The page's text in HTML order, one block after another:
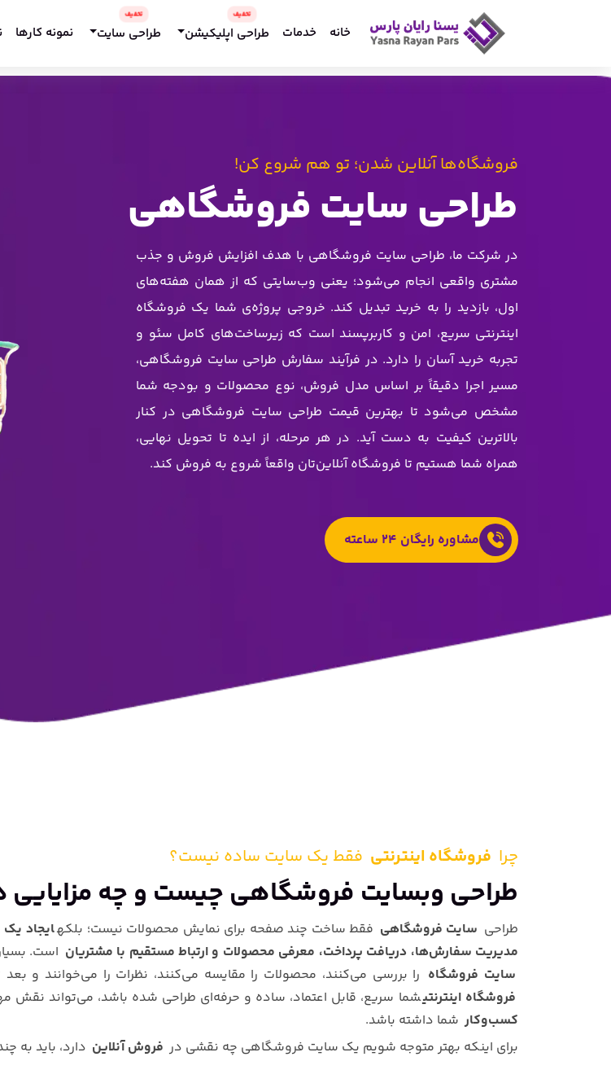
خانه خدمات طراحی اپلیکیشن طراحی سایت نمونه کارها
فروشگاه‌ها آنلاین شدن؛ تو هم شروع کن!
طراحی سایت فروشگاهی
در شرکت ما، طراحی سایت فروشگاهی با هدف افزایش فروش و جذب
مشتری واقعی انجام می‌شود؛ یعنی وب‌سایتی که از همان هفته‌های
اول، بازدید را به خرید تبدیل کند. خروجی پروژه‌ی شما یک فروشگاه
اینترنتی سریع، امن و کاربرپسند است که زیرساخت‌های کامل سئو و
تجربه خرید آسان را دارد. در فرآیند سفارش طراحی سایت فروشگاهی،
مسیر اجرا دقیقاً بر اساس مدل فروش، نوع محصولات و بودجه شما
مشخص می‌شود تا بهترین قیمت طراحی سایت فروشگاهی در کنار
بالاترین کیفیت به دست آید. در هر مرحله، از ایده تا تحویل نهایی،
همراه شما هستیم تا فروشگاه آنلاین‌تان واقعاً شروع به فروش کند.
مشاوره رایگان 24 ساعته
چرا فروشگاه اینترنتی فقط یک سایت ساده نیست؟
طراحی وبسایت فروشگاهی چیست و چه مزایایی
طراحی سایت فروشگاهی فقط ساخت چند صفحه برای نمایش محصولات نیست؛ بلکهایجاد یک
مدیریت سفارش‌ها، دریافت پرداخت، معرفی محصولات و ارتباط مستقیم با مشتریان است.
سایت فروشگاه را بررسی می‌کنند، محصولات را مقایسه می‌کنند، نظرات را می‌خوانند و
فروشگاه اینترنتیشما سریع، قابل اعتماد، ساده و حرفه‌ای طراحی شده باشد، می‌تواند نقش
کسب‌وکار شما داشته باشد.
برای اینکه بهتر متوجه شویم یک سایت فروشگاهی چه نقشی در فروش آنلاین دارد، باید به